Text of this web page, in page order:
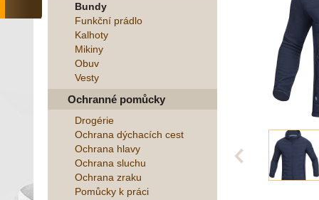
Bundy
Funkční prádlo
Kalhoty
Mikiny
Obuv
Vesty
Ochranné pomůcky
Drogérie
Ochrana dýchacích cest
Ochrana hlavy
Ochrana sluchu
Ochrana zraku
Pomůcky k práci